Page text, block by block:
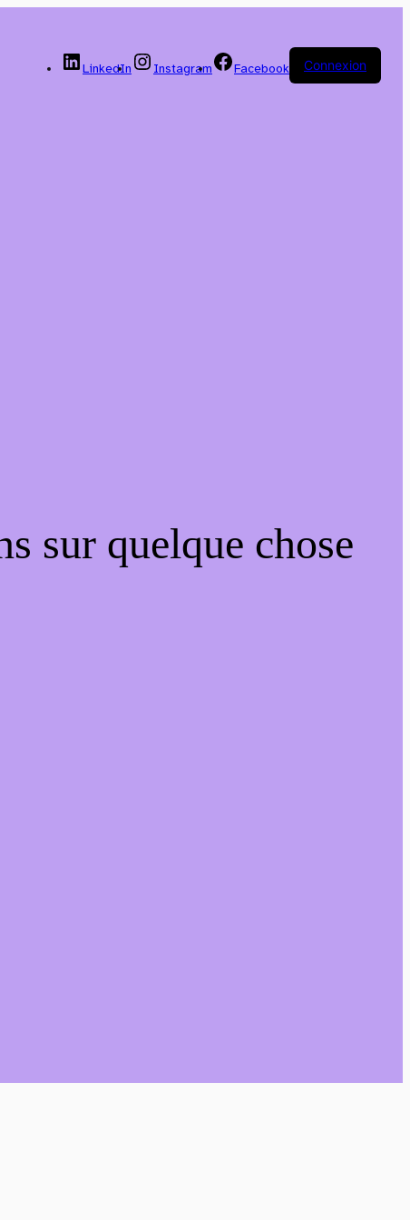
LinkedIn Instagram Facebook Connexion
sur quelque chose